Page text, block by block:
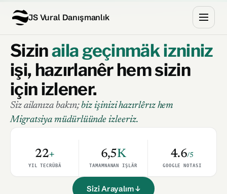
JS Vural Danışmanlık
Sizinaila geçinmäk izniniz
işi, hazırlanêr hem sizin
için izlener.
Siz ailanıza bakın;biz işinizi hazırlêrız hem
Migratsiya müdürlüünde izleeriz.
22+
YIL TECRÜBÄ
6,5K
TAMAMNANAN IŞLÄR
4.6/5
GOOGLE NOTASI
Sizi Arayalım ↓